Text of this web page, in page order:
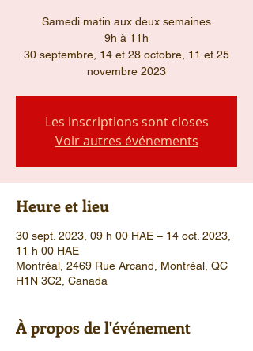
Samedi matin aux deux semaines
9h à 11h
30 septembre, 14 et 28 octobre, 11 et 25
novembre 2023
Les inscriptions sont closes
Voir autres événements
Heure et lieu
30 sept. 2023, 09 h 00 HAE – 14 oct. 2023,
11 h 00 HAE
Montréal, 2469 Rue Arcand, Montréal, QC
H1N 3C2, Canada
À propos de l'événement